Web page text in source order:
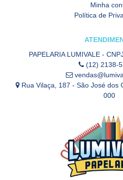
Minha
Política de
PAPELARIA LUMIVALE -
(12) 2138-
Rua Vilaça, 187 - São José dos
000